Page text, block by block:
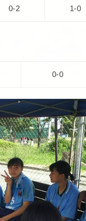
0-2 1-0
0-0